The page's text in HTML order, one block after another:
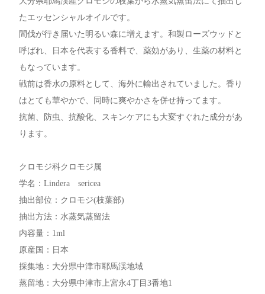
たエッセンシャルオイルです。
間伐が行き届いた明るい森に増えます。和製ローズウッドと
呼ばれ、日本を代表する香料で、薬効があり、生薬の材料と
もなっています。
戦前は香水の原料として、海外に輸出されていました。香り
はとても華やかで、同時に爽やかさを併せ持ってます。
抗菌、防虫、抗酸化、スキンケアにも大変すぐれた成分があ
ります。
クロモジ科クロモジ属
学名：Lindera sericea
抽出部位：クロモジ(枝葉部)
抽出方法：水蒸気蒸留法
内容量：1ml
原産国：日本
採集地：大分県中津市耶馬渓地域
蒸留地：大分県中津市上宮永4丁目3番地1